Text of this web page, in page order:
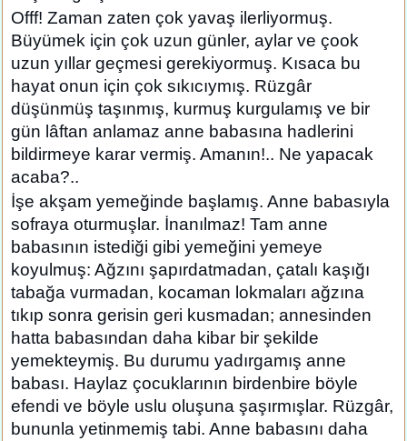
Offf! Zaman zaten çok yavaş ilerliyormuş.
Büyümek için çok uzun günler, aylar ve çook
uzun yıllar geçmesi gerekiyormuş. Kısaca bu
hayat onun için çok sıkıcıymış. Rüzgâr
düşünmüş taşınmış, kurmuş kurgulamış ve bir
gün lâftan anlamaz anne babasına hadlerini
bildirmeye karar vermiş. Amanın!.. Ne yapacak
acaba?..
İşe akşam yemeğinde başlamış. Anne babasıyla
sofraya oturmuşlar. İnanılmaz! Tam anne
babasının istediği gibi yemeğini yemeye
koyulmuş: Ağzını şapırdatmadan, çatalı kaşığı
tabağa vurmadan, kocaman lokmaları ağzına
tıkıp sonra gerisin geri kusmadan; annesinden
hatta babasından daha kibar bir şekilde
yemekteymiş. Bu durumu yadırgamış anne
babası. Haylaz çocuklarının birdenbire böyle
efendi ve böyle uslu oluşuna şaşırmışlar. Rüzgâr,
bununla yetinmemiş tabi. Anne babasını daha